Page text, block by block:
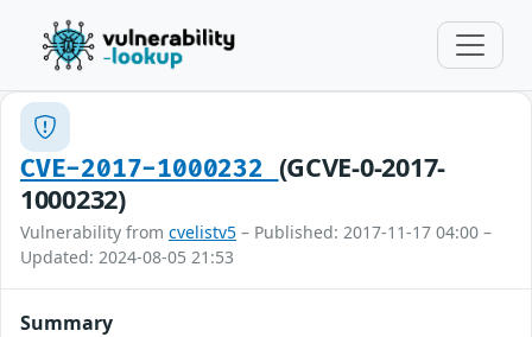
CVE-2017-1000232 (GCVE-0-2017-
1000232)
Vulnerability from cvelistv5 – Published: 2017-11-17 04:00 –
Updated: 2024-08-05 21:53
Summary